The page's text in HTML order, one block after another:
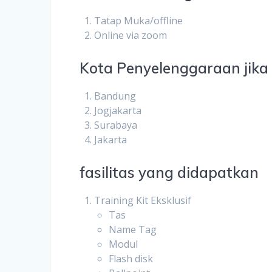
Tatap Muka/offline
Online via zoom
Kota Penyelenggaraan jika
Bandung
Jogjakarta
Surabaya
Jakarta
fasilitas yang didapatkan
Training Kit Eksklusif
Tas
Name Tag
Modul
Flash disk